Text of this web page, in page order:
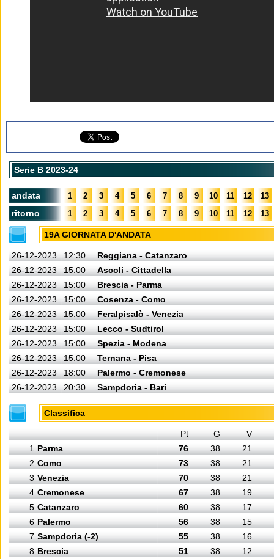
Serie B 2023-24
andata 1 2 3 4 5 6 7 8 9 10 11 12 13
ritorno 1 2 3 4 5 6 7 8 9 10 11 12 13
19A GIORNATA D'ANDATA
26-12-2023 12:30
Reggiana - Catanzaro
26-12-2023
15:00
Ascoli - Cittadella
26-12-2023
15:00
Brescia - Parma
26-12-2023
15:00
Cosenza - Como
26-12-2023
15:00
Feralpisalò - Venezia
26-12-2023
15:00
Lecco - Sudtirol
26-12-2023
15:00
Spezia - Modena
26-12-2023
15:00
Ternana - Pisa
26-12-2023
18:00
Palermo - Cremonese
26-12-2023
20:30 Sampdoria - Bari
Classifica
Pt G
V
1 Parma 76 38
21
2 Como 73 38
21
3 Venezia 70 38
21
4 Cremonese 67 38
19
5 Catanzaro 60 38
17
6 Palermo 56 38
15
7 Sampdoria (-2) 55 38
16
8 Brescia 51 38
12